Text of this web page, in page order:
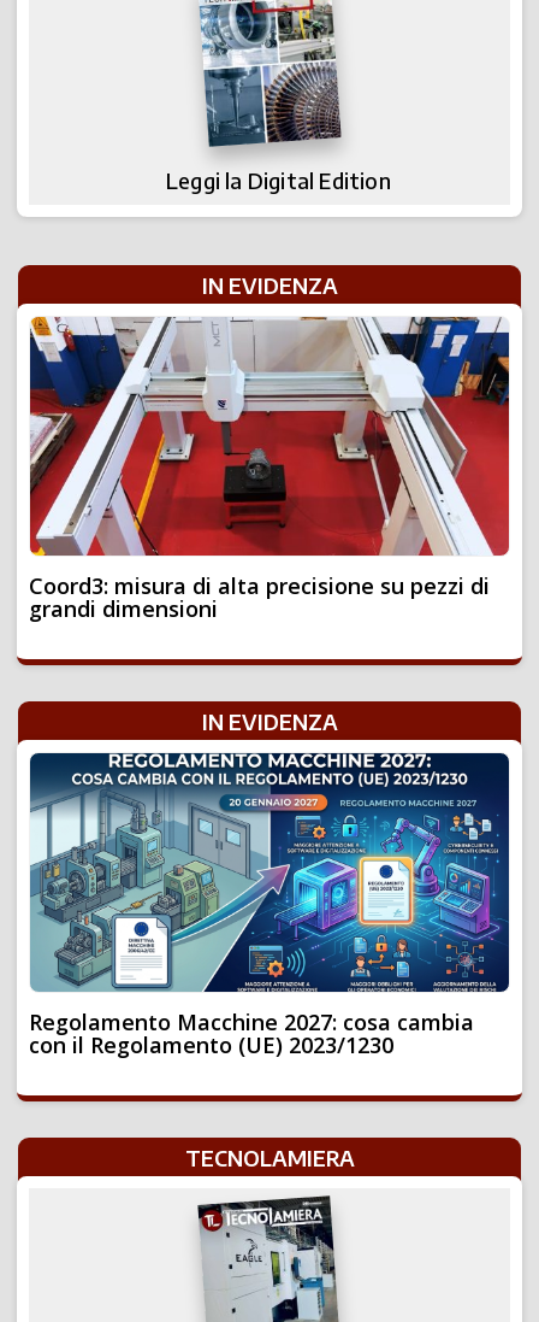
Leggi la Digital Edition
IN EVIDENZA
Coord3: misura di alta precisione su pezzi di
grandi dimensioni
IN EVIDENZA
Regolamento Macchine 2027: cosa cambia
con il Regolamento (UE) 2023/1230
TECNOLAMIERA